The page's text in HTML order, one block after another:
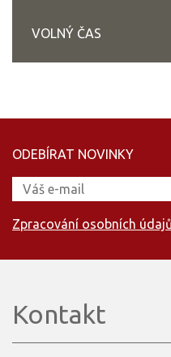
VOLNÝ ČAS
ODEBÍRAT NOVINKY
Zpracování osobních
Kontakt